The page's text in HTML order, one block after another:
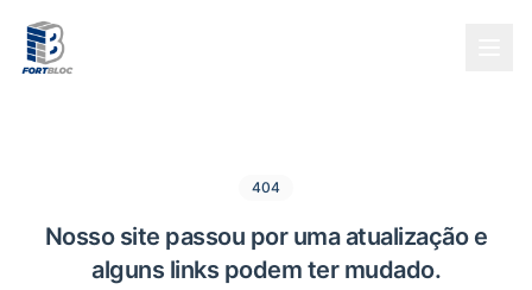
404
Nosso site passou por uma atualização e
alguns links podem ter mudado.